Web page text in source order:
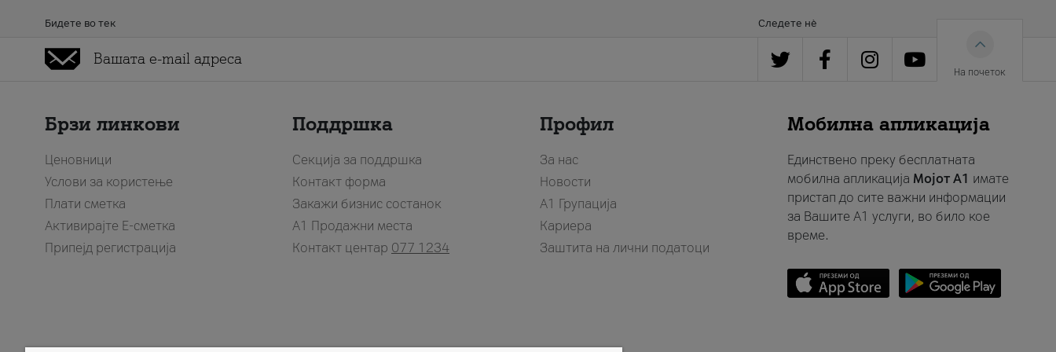
Бидете во тек Следете нè
На почеток
Брзи линкови
Ценовници
Услови за користење
Плати сметка
Активирајте Е-сметка
Припејд регистрација
Поддршка
Секција за поддршка
Контакт форма
Закажи бизнис состанок
A1 Продажни места
Контакт центар 077 1234
Профил
За нас
Новости
А1 Групација
Кариера
Заштита на лични податоци
Мобилна апликација
Единствено преку бесплатната
мобилна апликација Мојот A1 имате
пристап до сите важни информации
за Вашите A1 услуги, во било кое
време.